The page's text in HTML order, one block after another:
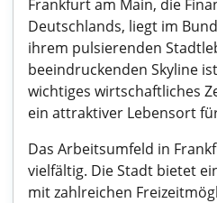
Frankfurt am Main, die
Deutschlands, liegt im
ihrem pulsierenden
beeindruckenden Skyline
wichtiges wirtschaftliches
ein attraktiver Lebensort
Das Arbeitsumfeld in
vielfältig. Die Stadt bietet
mit zahlreichen